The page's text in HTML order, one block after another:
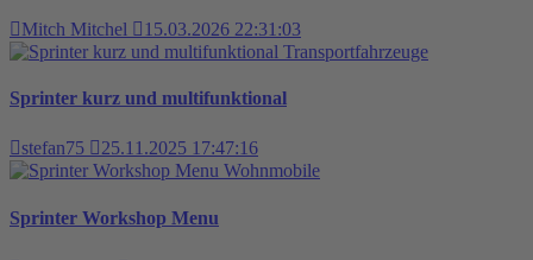
Mitch Mitchel
15.03.2026 22:31:03
Transportfahrzeuge
Sprinter kurz und multifunktional
stefan75
25.11.2025 17:47:16
Wohnmobile
Sprinter Workshop Menu